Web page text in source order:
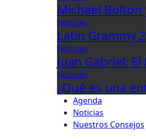
Michael Bolton
Noticias
Latin Grammy
Noticias
Juan Gabriel:
Noticias
¿Qué es una
Agenda
Noticias
Nuestros Consejos